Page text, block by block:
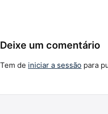
Deixe um comentário
Tem de iniciar a sessão para